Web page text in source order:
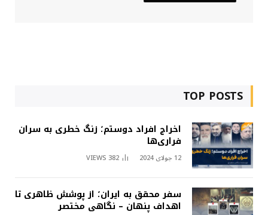
TOP POSTS
اخراج افراد دوستم؛ زنگ خطری به سران
فراری‌ها
12 جولای 2024 382
VIEWS
سفر محقق به ایران؛ از پوشش ظاهری تا
اهداف پنهان – نگاهی مختصر